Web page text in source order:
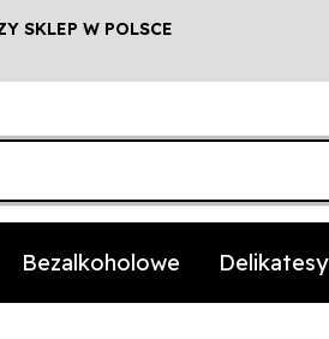
SKLEP W POLSCE
Bezalkoholowe Delikatesy